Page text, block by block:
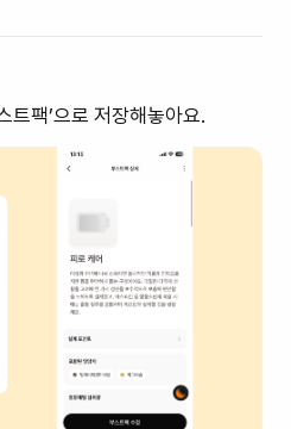
트팩’으로 저장해놓아요.